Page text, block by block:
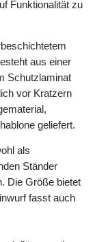
Funktionalität zu
aus einer
Schutzlaminat
vor Kratzern
geliefert.
als
Ständer
Die Größe bietet
fasst auch